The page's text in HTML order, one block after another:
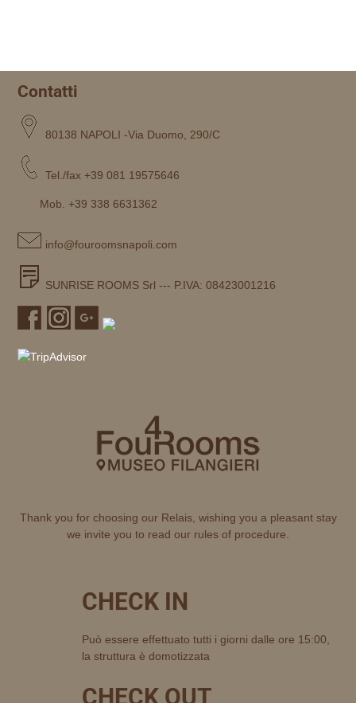
Contatti
80138 NAPOLI -Via Duomo, 290/C
Tel./fax +39 081 19575646
Mob. +39 338 6631362
info@fouroomsnapoli.com
SUNRISE ROOMS Srl --- P.IVA: 08423001216
Thank you for choosing our Relais, wishing you a pleasant stay
we invite you to read our rules of procedure.
CHECK IN
Può essere effettuato tutti i giorni dalle ore 15:00,
la struttura è domotizzata
CHECK OUT